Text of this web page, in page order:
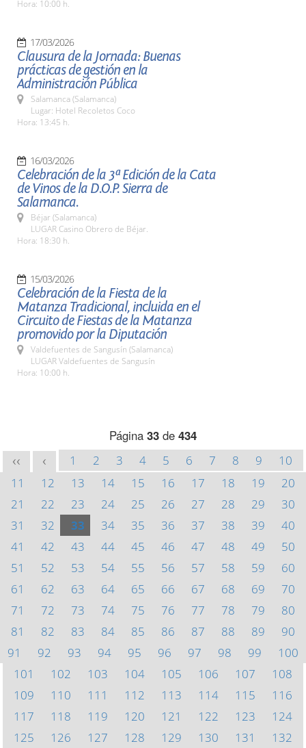
Hora: 10:00 h.
17/03/2026
Clausura de la Jornada: Buenas
prácticas de gestión en la
Administración Pública
Salamanca (Salamanca)
Lugar: Hotel Recoletos Coco
Hora: 13:45 h.
16/03/2026
Celebración de la 3ª Edición de la Cata
de Vinos de la D.O.P. Sierra de
Salamanca.
Béjar (Salamanca)
LUGAR Casino Obrero de Béjar.
Hora: 18:30 h.
15/03/2026
Celebración de la Fiesta de la
Matanza Tradicional, incluida en el
Circuito de Fiestas de la Matanza
promovido por la Diputación
Valdefuentes de Sangusín (Salamanca)
LUGAR Valdefuentes de Sangusín
Hora: 10:00 h.
Página 33 de 434
<< < 1 2 3 4 5 6 7 8 9
10
11
12 13 14 15 16 17 18 19
20
21
22 23 24 25 26 27 28 29
30
31
32 33 34 35 36 37 38 39
40
41
42 43 44 45 46 47 48 49
50
51
52 53 54 55 56 57 58 59
60
61
62 63 64 65 66 67 68 69
70
71
72 73 74 75 76 77 78 79
80
81
82 83 84 85 86 87 88 89
90
91
92 93 94 95 96 97 98 99
100
101
102 103 104 105 106 107
108
109
110 111 112 113 114 115
116
117
118 119 120 121 122 123
124
125
126 127 128 129 130 131
132